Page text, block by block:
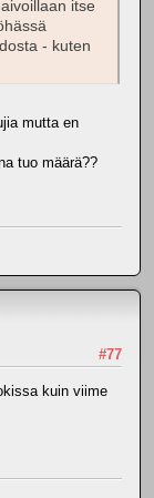
itse
- kuten
mutta en
tuo määrä??
#77
kuin viime